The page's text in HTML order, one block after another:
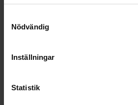
Nödvändig
Inställningar
Statistik